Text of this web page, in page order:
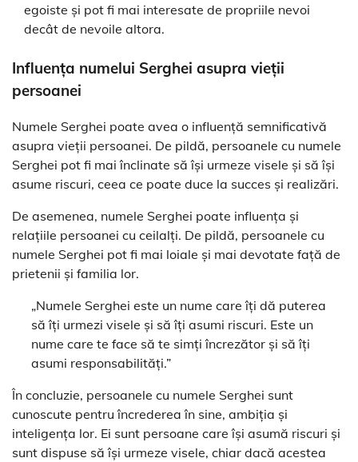
egoiste și pot fi mai interesate de propriile nevoi
decât de nevoile altora.
Influența numelui Serghei asupra vieții
persoanei
Numele Serghei poate avea o influență semnificativă
asupra vieții persoanei. De pildă, persoanele cu numele
Serghei pot fi mai înclinate să își urmeze visele și să își
asume riscuri, ceea ce poate duce la succes și realizări.
De asemenea, numele Serghei poate influența și
relațiile persoanei cu ceilalți. De pildă, persoanele cu
numele Serghei pot fi mai loiale și mai devotate față de
prietenii și familia lor.
„Numele Serghei este un nume care îți dă puterea
să îți urmezi visele și să îți asumi riscuri. Este un
nume care te face să te simți încrezător și să îți
asumi responsabilități.”
În concluzie, persoanele cu numele Serghei sunt
cunoscute pentru încrederea în sine, ambiția și
inteligența lor. Ei sunt persoane care își asumă riscuri și
sunt dispuse să își urmeze visele, chiar dacă acestea